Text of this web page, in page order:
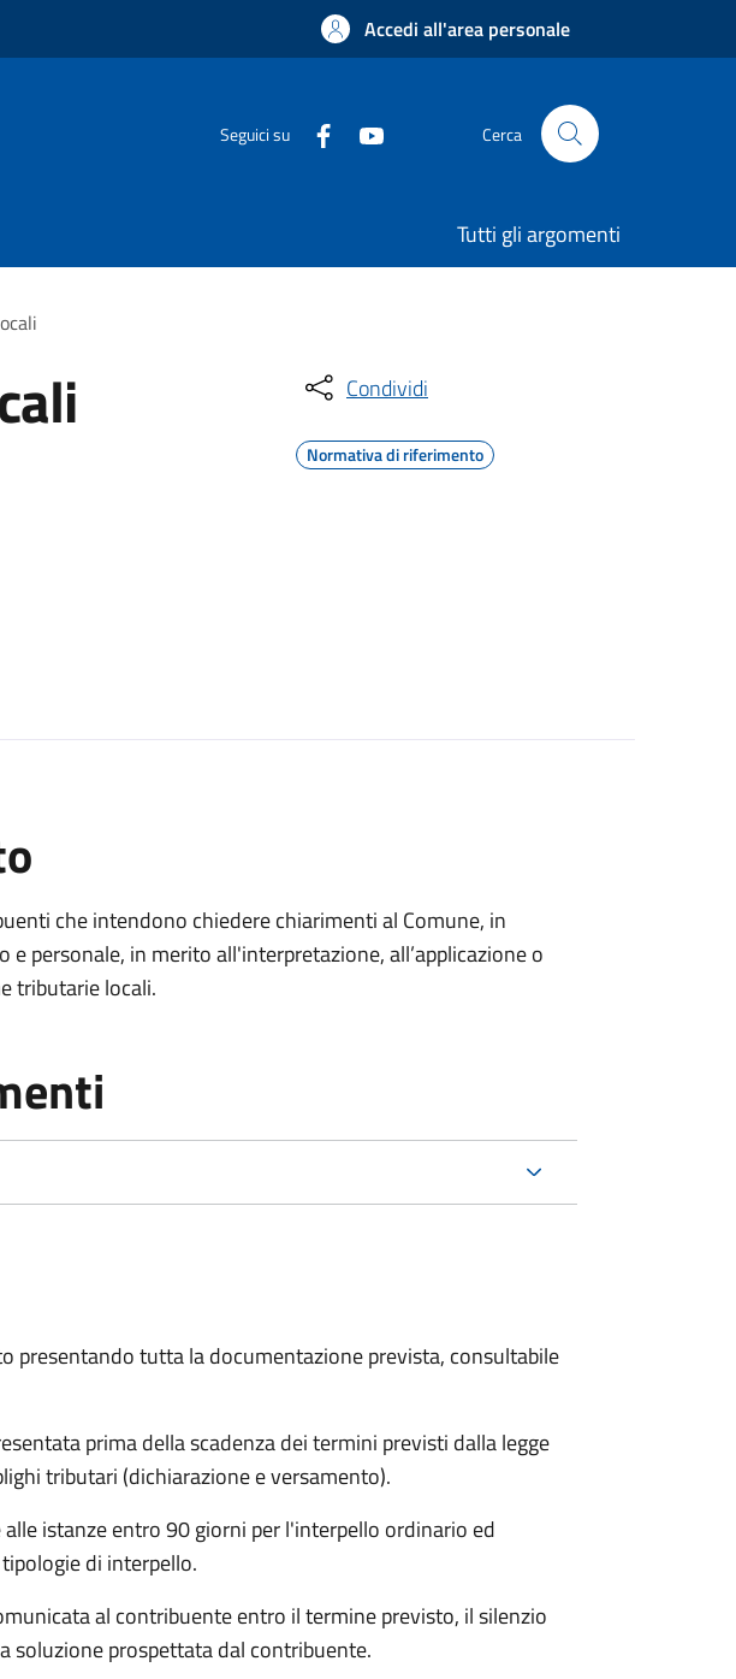
Accedi all'area personale
Seguici su Cerca
Tutti gli argomenti
Condividi
Normativa di riferimento
che intendono chiedere chiarimenti al Comune, in
e personale, in merito all'interpretazione, all’applicazione o
tributarie locali.
presentando tutta la documentazione prevista, consultabile
prima della scadenza dei termini previsti dalla legge
tributari (dichiarazione e versamento).
istanze entro 90 giorni per l'interpello ordinario ed
di interpello.
al contribuente entro il termine previsto, il silenzio
soluzione prospettata dal contribuente.